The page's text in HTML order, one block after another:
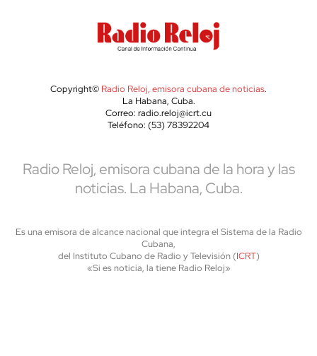
Copyright© Radio Reloj, emisora cubana de noticias.
La Habana, Cuba.
Correo: radio.reloj@icrt.cu
Teléfono: (53) 78392204
Radio Reloj, emisora cubana de la hora y las
noticias. La Habana, Cuba.
Es una emisora de alcance nacional que integra el Sistema de la Radio
Cubana,
del Instituto Cubano de Radio y Televisión (ICRT)
«Si es noticia, la tiene Radio Reloj»